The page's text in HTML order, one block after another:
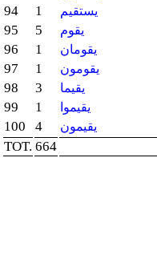
94 1 يستقيم
95 5 يقوم
96 1 يقومان
97 1 يقومون
98 3 يقيما
99 1 يقيموا
100 4 يقيمون
TOT. 664